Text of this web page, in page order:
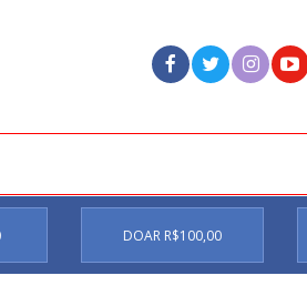
DOAR R$100,00